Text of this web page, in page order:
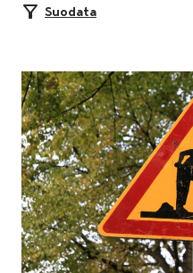
Suodata